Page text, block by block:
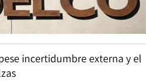
incertidumbre externa y el